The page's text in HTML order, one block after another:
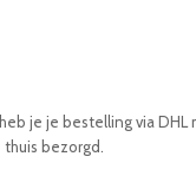
je je bestelling via DHL
bezorgd.